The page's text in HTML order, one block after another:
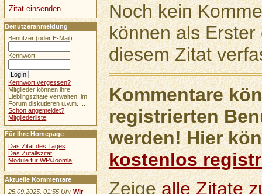
Noch kein
können als
diesem Zitat
Kommentare
registrierten
werden! Hier
kostenlos
Zeigealle Zitate
Zitat einsenden
Benutzeranmeldung
Benutzer (oder E-Mail):
Kennwort:
Kennwort vergessen?
Mitglieder können ihre
Lieblingszitate verwalten, im
Forum diskutieren u.v.m. ...
Schon angemeldet?
Mitgliederliste
Für Ihre Homepage
Das Zitat des Tages
Das Zufallszitat
Module für WP/Joomla
Aktuelle Kommentare
25.09.2025, 01:55 Uhr Wir